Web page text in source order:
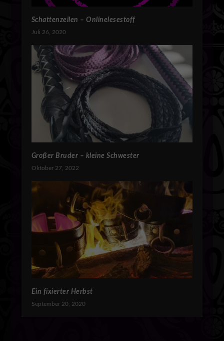
Schattenzeilen – Onlinelesestoff
Juli 26, 2020
Großer Bruder – kleine Schwester
Oktober 27, 2022
Ein fixierter Herbst
September 20, 2020